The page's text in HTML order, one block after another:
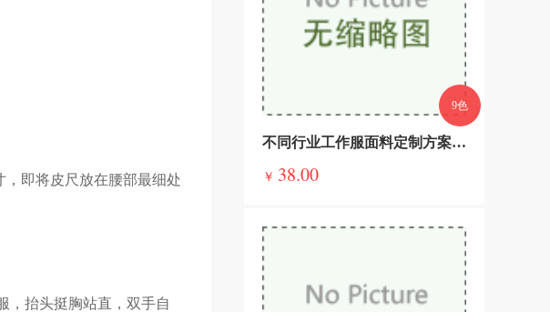
即将皮尺放在腰部最细处
，抬头挺胸站直，双手自
9色
不同行业工作服面料定制方案——精准适配，彰显企业实力
￥ 38.00